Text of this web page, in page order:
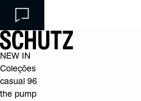
NEW IN
Coleções
casual 96
the pump